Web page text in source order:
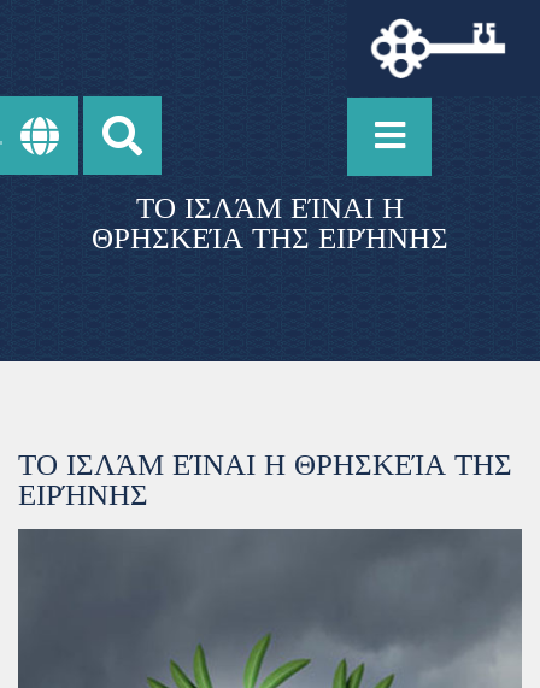
ΤΟ ΙΣΛΆΜ ΕΊΝΑΙ Η
ΘΡΗΣΚΕΊΑ ΤΗΣ ΕΙΡΉΝΗΣ
ΤΟ ΙΣΛΆΜ ΕΊΝΑΙ Η ΘΡΗΣΚΕΊΑ ΤΗΣ
ΕΙΡΉΝΗΣ